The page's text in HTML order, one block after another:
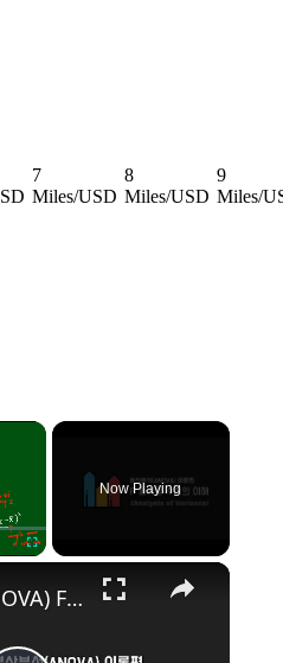
7
Miles/USD
8
Miles/USD
9
Miles/
Now Playing
분산분석(ANOVA) F 통계량 수식의 이해